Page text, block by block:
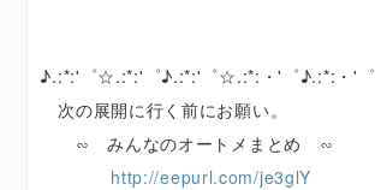
♪.:*:'゜☆.:*:'゜♪.:*:'゜☆.:*:・'゜♪.:*:・'゜
次の展開に行く前にお願い。
∽ みんなのオートメまとめ ∽
http://eepurl.com/je3glY